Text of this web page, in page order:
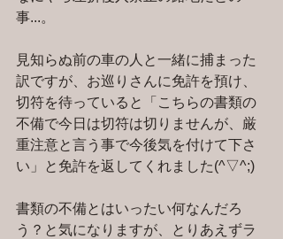
事...。
見知らぬ前の車の人と一緒に捕まった
訳ですが、お巡りさんに免許を預け、
切符を待っていると「こちらの書類の
不備で今日は切符は切りませんが、厳
重注意と言う事で今後気を付けて下さ
い」と免許を返してくれました(^▽^;)
書類の不備とはいったい何なんだろ
う？と気になりますが、とりあえずラ